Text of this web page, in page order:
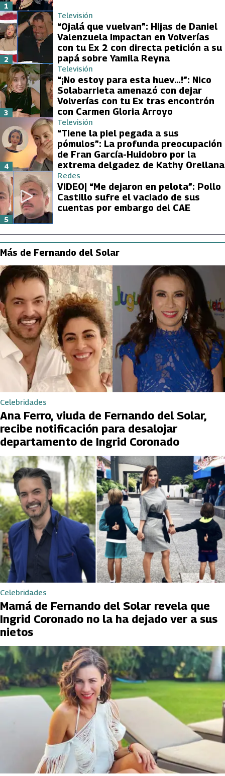
1
Televisión
“Ojalá que vuelvan”: Hijas de Daniel
Valenzuela impactan en Volverías
con tu Ex 2 con directa petición a su
papá sobre Yamila Reyna
2
Televisión
“¡No estoy para esta huev…!”: Nico
Solabarrieta amenazó con dejar
Volverías con tu Ex tras encontrón
con Carmen Gloria Arroyo
3
Televisión
“Tiene la piel pegada a sus
pómulos”: La profunda preocupación
de Fran García-Huidobro por la
extrema delgadez de Kathy Orellana
4
Redes
VIDEO| “Me dejaron en pelota”: Pollo
Castillo sufre el vaciado de sus
cuentas por embargo del CAE
5
Más de Fernando del Solar
Celebridades
Ana Ferro, viuda de Fernando del Solar,
recibe notificación para desalojar
departamento de Ingrid Coronado
Celebridades
Mamá de Fernando del Solar revela que
Ingrid Coronado no la ha dejado ver a sus
nietos